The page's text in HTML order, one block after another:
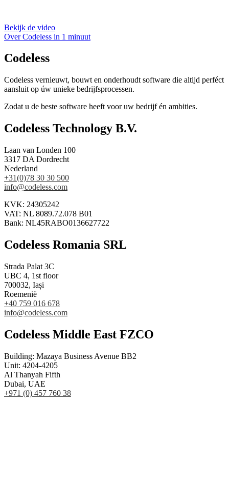
Bekijk de video
Over Codeless in 1 minuut
Codeless
Codeless vernieuwt, bouwt en onderhoudt software die altijd perféct
aansluit op úw unieke bedrijfsprocessen.
Zodat u de beste software heeft voor uw bedrijf én ambities.
Codeless Technology B.V.
Laan van Londen 100
3317 DA Dordrecht
Nederland
+31(0)78 30 30 500
info@codeless.com
KVK: 24305242
VAT: NL 8089.72.078 B01
Bank: NL45RABO0136627722
Codeless Romania SRL
Strada Palat 3C
UBC 4, 1st floor
700032, Iași
Roemenië
+40 759 016 678
info@codeless.com
Codeless Middle East FZCO
Building: Mazaya Business Avenue BB2
Unit: 4204-4205
Al Thanyah Fifth
Dubai, UAE
+971 (0) 457 760 38